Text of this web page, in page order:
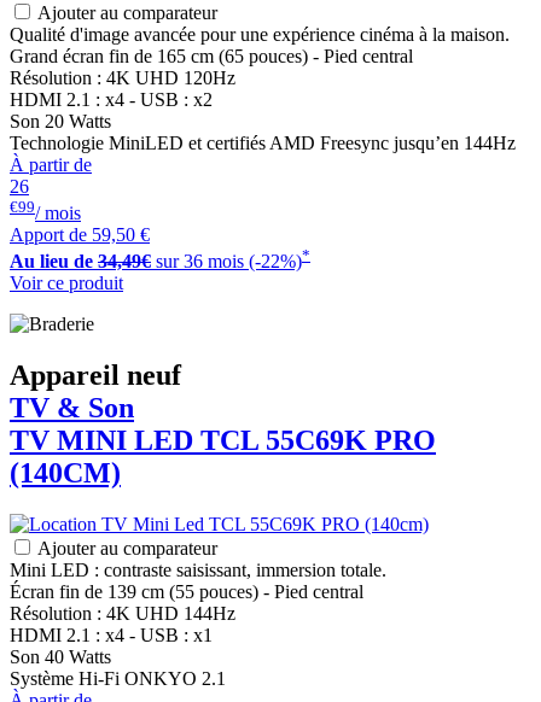
Ajouter au comparateur
Qualité d'image avancée pour une expérience cinéma à la maison.
Grand écran fin de 165 cm (65 pouces) - Pied central
Résolution : 4K UHD 120Hz
HDMI 2.1 : x4 - USB : x2
Son 20 Watts
Technologie MiniLED et certifiés AMD Freesync jusqu’en 144Hz
À partir de
26
€99/ mois
Apport de 59,50 €
Au lieu de 34,49€ sur 36 mois (-22%)*
Voir ce produit
Appareil neuf
TV & Son
TV MINI LED TCL 55C69K PRO
(140CM)
Ajouter au comparateur
Mini LED : contraste saisissant, immersion totale.
Écran fin de 139 cm (55 pouces) - Pied central
Résolution : 4K UHD 144Hz
HDMI 2.1 : x4 - USB : x1
Son 40 Watts
Système Hi-Fi ONKYO 2.1